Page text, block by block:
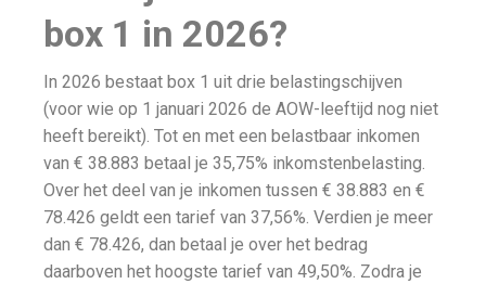
box 1 in 2026?
In 2026 bestaat box 1 uit drie belastingschijven
(voor wie op 1 januari 2026 de AOW-leeftijd nog niet
heeft bereikt). Tot en met een belastbaar inkomen
van € 38.883 betaal je 35,75% inkomstenbelasting.
Over het deel van je inkomen tussen € 38.883 en €
78.426 geldt een tarief van 37,56%. Verdien je meer
dan € 78.426, dan betaal je over het bedrag
daarboven het hoogste tarief van 49,50%. Zodra je